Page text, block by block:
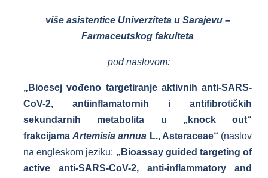
više asistentice Univerziteta u Sarajevu –
Farmaceutskog fakulteta
pod naslovom:
„Bioesej vođeno targetiranje aktivnih anti-SARS-
CoV-2, antiinflamatornih i antifibrotičkih
sekundarnih metabolita u „knock out“
frakcijamaArtemisia annua L., Asteraceae“ (naslov
na engleskom jeziku: „Bioassay guided targeting of
active anti-SARS-CoV-2, anti-inflammatory and